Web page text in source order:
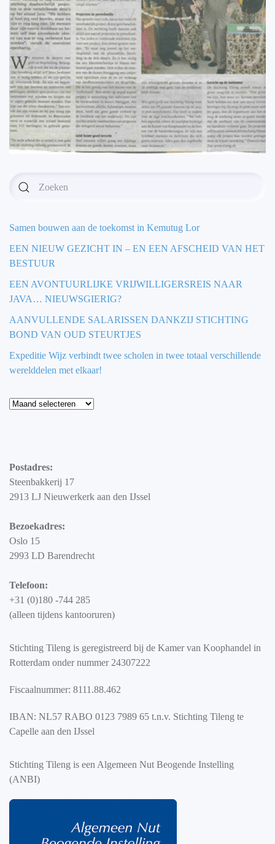
Samen bouwen aan de toekomst in Kemutug Lor
EEN NIEUW GEZICHT IN – EN EEN AFSCHEID VAN HET
BESTUUR
EEN AVONTUURLIJKE VRIJWILLIGERSREIS NAAR
JAVA… NIEUWSGIERIG?
AANVULLENDE SALARISSEN DANKZIJ STICHTING
BOND VAN OUD STEURTJES
Expeditie Wijz verbindt twee scholen in twee totaal verschillende
werelddelen met elkaar!
Blog
Postadres:
Steenbakkerij 17
2913 LJ Nieuwerkerk aan den IJssel
Bezoekadres:
Oslo 15
2993 LD Barendrecht
Telefoon:
+31 (0)180 -744 285
(alleen tijdens kantooruren)
Stichting Tileng is geregistreerd bij de Kamer van Koophandel in
Rotterdam onder nummer 24307222
Fiscaalnummer: 8111.88.462
IBAN: NL57 RABO 0123 7989 65 t.n.v. Stichting Tileng te
Capelle aan den IJssel
Stichting Tileng is een Algemeen Nut Beogende Instelling
(ANBI)